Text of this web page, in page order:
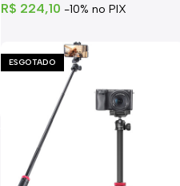
R$ 224,10 -10% no PIX
ESGOTADO